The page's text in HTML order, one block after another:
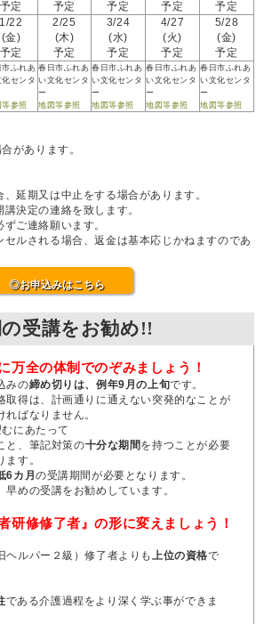
予定 予定 予定 予定 予定
1/22
(金)
予定
2/25
(木)
予定
3/24
(水)
予定
4/27
(火)
予定
5/28
(金)
予定
市ふれあ
化センタ
参照
春日市ふれあ
い文化センタ
ー
地図等参照
春日市ふれあ
い文化センタ
ー
地図等参照
春日市ふれあ
い文化センタ
ー
地図等参照
春日市ふれあ
い文化センタ
ー
地図等参照
があります。
延期又は中止をする場合があります。
決定の連絡を致します。
ご連絡願います。
セルされる場合、返金は基本応じかねますのであ
◎お申込みはこちら
受講をお勧め!!
万全の体制でのぞみましょう！
みの締め切りは、例年9月の上旬です。
取得は、計画通りに通えない突発的なことが
ばなりません。
にあたって
と、筆記対策の十分な期間を持つことが必要
す。
6カ月の受講期間が必要となります。
めの受講をお勧めしています。
研修修了者』の形に変えましょう！
ヘルパー２級）修了者よりも上位の資格で
である介護過程をより深く学ぶ事ができま